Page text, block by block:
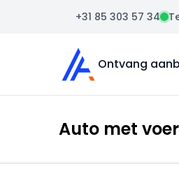
+31 85 303 57 34
Auto Atlas
Ontvang
Auto met